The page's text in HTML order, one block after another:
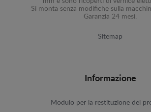
Si monta senza modifiche sulla
Garanzia 24 mesi.
Sitemap
Informazione
Modulo per la restituzione del